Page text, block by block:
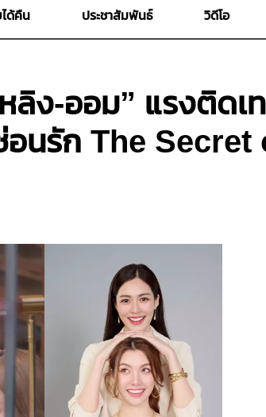
ด้คืน ประชาสัมพันธ์ วิดีโอ
ง-ออม” แรงติดเ
อนรัก The